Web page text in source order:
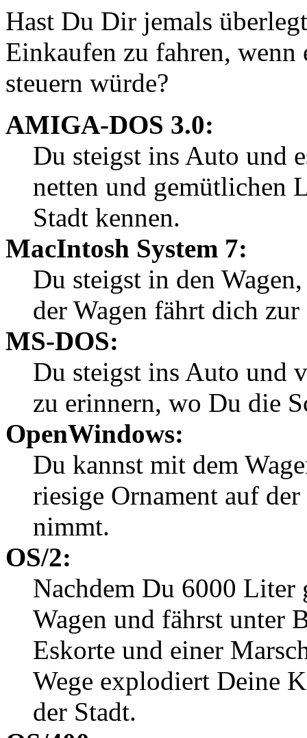
Hast Du Dir jemals
Einkaufen zu fahren,
steuern würde?
AMIGA-DOS 3.0:
Du steigst ins Auto und
netten und gemütlichen
Stadt kennen.
MacIntosh System 7:
Du steigst in den
der Wagen fährt dich
MS-DOS:
Du steigst ins Auto und
zu erinnern, wo Du die
OpenWindows:
Du kannst mit dem
riesige Ornament auf
nimmt.
OS/2:
Nachdem Du 6000 Liter
Wagen und fährst unter
Eskorte und einer
Wege explodiert Deine
der Stadt.